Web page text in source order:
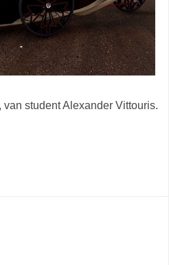
student Alexander Vittouris.